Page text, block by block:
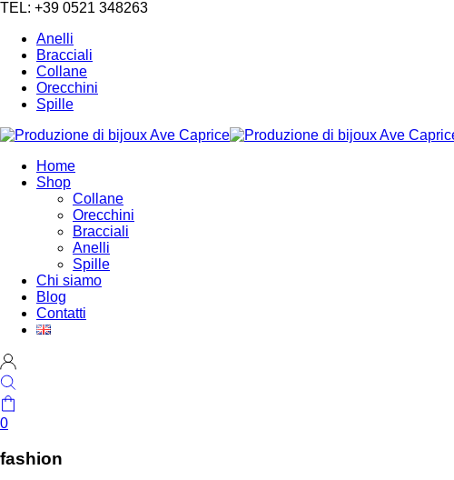
TEL: +39 0521 348263
Anelli
Bracciali
Collane
Orecchini
Spille
Home
Shop
Collane
Orecchini
Bracciali
Anelli
Spille
Chi siamo
Blog
Contatti
0
fashion